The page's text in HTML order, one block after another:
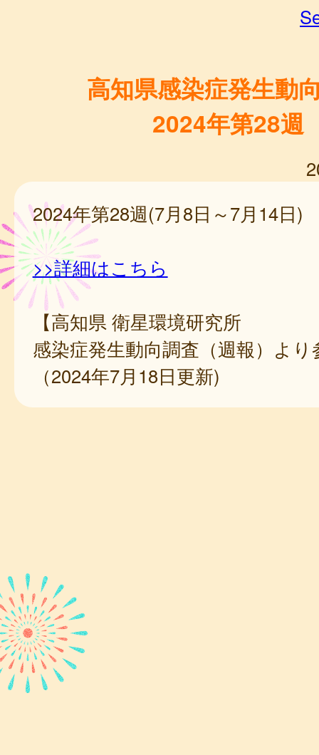
高知県感染症発生動
2024年第28週
2024年第28週(7月8日～7月14日)
>>詳細はこちら
【高知県 衛星環境研究所
感染症発生動向調査（週報）より
（2024年7月18日更新)